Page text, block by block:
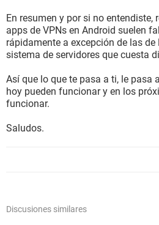
En resumen y por si no entendiste,
apps de VPNs en Android suelen
rápidamente a excepción de las de
sistema de servidores que cuesta
Así que lo que te pasa a ti, le pasa
hoy pueden funcionar y en los
funcionar.
Saludos.
Discusiones similares